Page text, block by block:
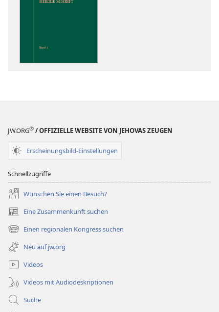
JW.ORG® / OFFIZIELLE WEBSITE VON JEHOVAS ZEUGEN
Erscheinungsbild-Einstellungen
Schnellzugriffe
Wünschen Sie einen Besuch?
Eine Zusammenkunft suchen
(öffnet
neues
Fenster)
Einen regionalen Kongress suchen
(öffnet
neues
Fenster)
Neu auf jw.org
Videos
Videos mit Audiodeskriptionen
Suche